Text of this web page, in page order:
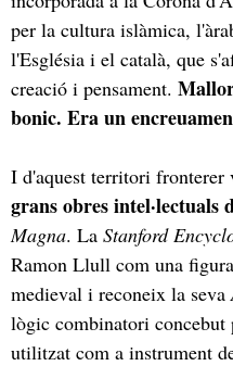
per la cultura islàmica,
l'Església i el català, que
creació i pensament.
bonic. Era un
I d'aquest territori
grans obres
Magna. La Stanford
Ramon Llull com una
medieval i reconeix la seva
lògic combinatori
utilitzat com a instrument